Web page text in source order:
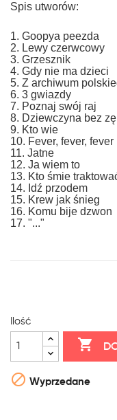
Spis utworów:
1. Goopya peezda
2. Lewy czerwcowy
3. Grzesznik
4. Gdy nie ma dzieci
5. Z archiwum
6. 3 gwiazdy
7. Poznaj swój raj
8. Dziewczyna bez
9. Kto wie
10. Fever, fever, fever
11. Jatne
12. Ja wiem to
13. Kto śmie
14. Idź przodem
15. Krew jak śnieg
16. Komu bije dzwon
17. "..."
Ilość

 Wyprzedane